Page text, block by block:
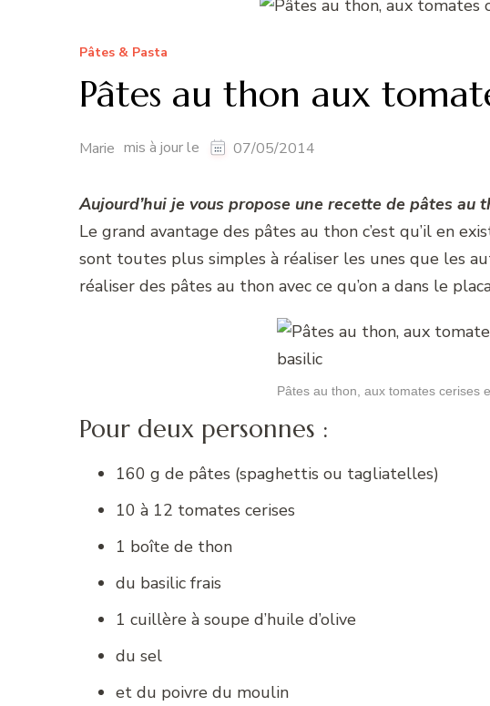
Pâtes & Pasta
Pâtes au thon aux
Marie mis à jour le 07/05/2014
Aujourd’hui je vous propose une recette de pâtes
Le grand avantage des pâtes au thon c’est qu’il en
sont toutes plus simples à réaliser les unes que les
réaliser des pâtes au thon avec ce qu’on a dans le
Pâtes au thon, aux tomates cerises
Pour deux personnes :
160 g de pâtes (spaghettis ou tagliatelles)
10 à 12 tomates cerises
1 boîte de thon
du basilic frais
1 cuillère à soupe d’huile d’olive
du sel
et du poivre du moulin